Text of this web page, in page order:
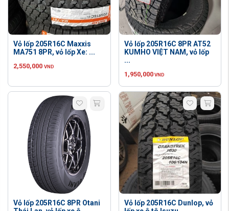
Vỏ lốp 205R16C Maxxis
MA751 8PR, vỏ lốp Xe: ...
2,550,000 VND
Vỏ lốp 205R16C 8PR AT52
KUMHO VIỆT NAM, vỏ lốp
...
1,950,000 VND
Vỏ lốp 205R16C 8PR Otani
Vỏ lốp 205R16C Dunlop, vỏ